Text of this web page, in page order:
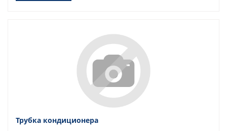
Трубка кондиционера